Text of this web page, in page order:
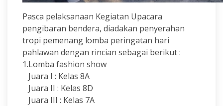
Pasca pelaksanaan Kegiatan Upacara
pengibaran bendera, diadakan penyerahan
tropi pemenang lomba peringatan hari
pahlawan dengan rincian sebagai berikut :
1.Lomba fashion show
Juara I : Kelas 8A
Juara II : Kelas 8D
Juara III : Kelas 7A